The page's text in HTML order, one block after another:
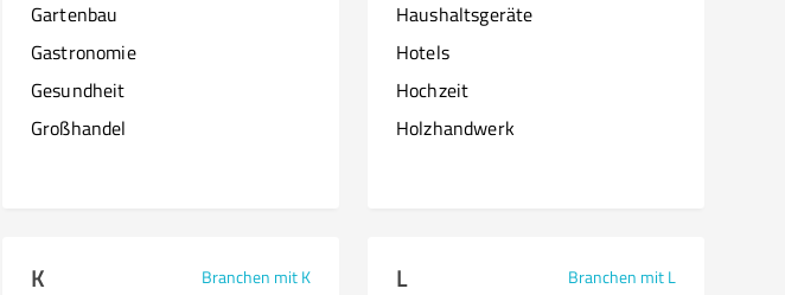
Gartenbau
Gastronomie
Gesundheit
Großhandel
Haushaltsgeräte
Hotels
Hochzeit
Holzhandwerk
K Branchen mit K L Branchen mit L